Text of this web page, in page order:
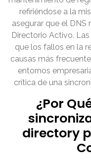
refiriéndose a la
asegurar que el
Directorio Activo.
que los fallos en la
causas más
entornos
crítica de una
¿Por
directory